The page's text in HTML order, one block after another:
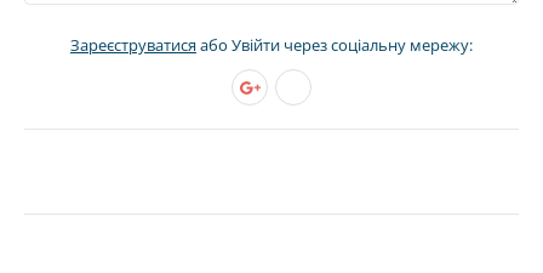
Зареєструватисяабо Увійти через соціальну мережу: